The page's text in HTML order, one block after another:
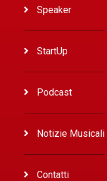
Speaker
StartUp
Podcast
Notizie Musicali
Contatti